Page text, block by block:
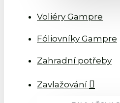
Voliéry Gampre
Fóliovníky Gampre
Zahradní potřeby
Zavlažování